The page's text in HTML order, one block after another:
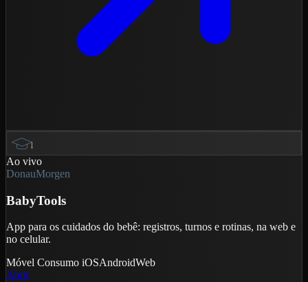
Ao vivo
DonauMorgen
BabyTools
App para os cuidados do bebê: registros, turnos e rotinas, na web e
no celular.
Móvel Consumo iOSAndroidWeb
Abrir